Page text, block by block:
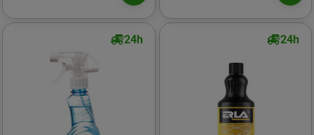
24h 24h